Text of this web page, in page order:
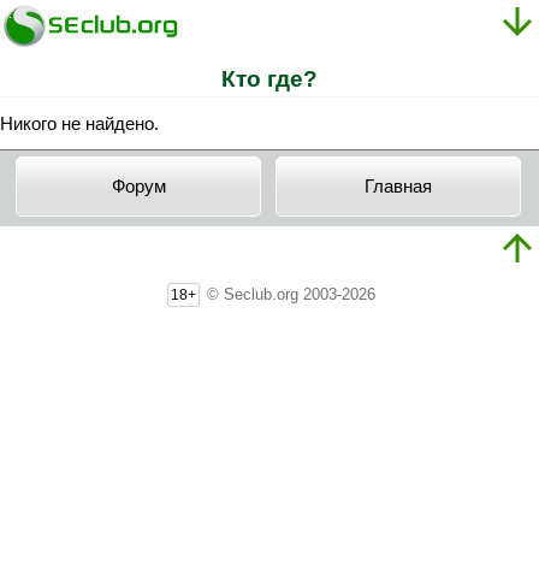
Кто где?
Никого не найдено.
Форум Главная
18+ © Seclub.org 2003-2026